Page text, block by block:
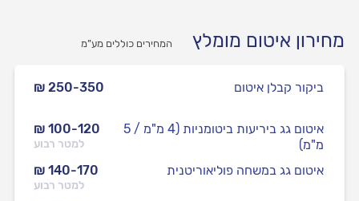
מחירון איטום מומלץ המחירים כוללים מע”מ
₪ 250-350 ביקור קבלן איטום
₪ 100-120
למטר רבוע
איטום גג ביריעות ביטומניות (4 מ"מ / 5
מ"מ)
₪ 140-170
למטר רבוע
איטום גג במשחה פוליאוריטנית